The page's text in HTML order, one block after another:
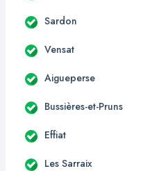
Sardon
Vensat
Aigueperse
Bussières-et-Pruns
Effiat
Les Sarraix